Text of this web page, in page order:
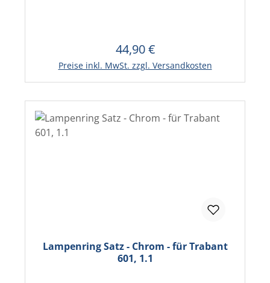
Regulärer Preis:
44,90 €
Preise inkl. MwSt. zzgl. Versandkosten
In den Warenkorb
Lampenring Satz - Chrom - für Trabant
601, 1.1